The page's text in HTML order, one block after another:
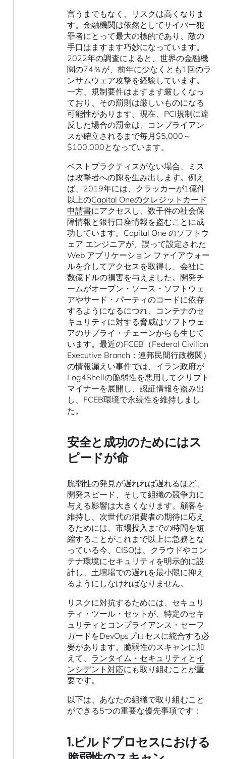
言うまでもなく、リスクは高くなりま
す。金融機関は依然としてサイバー犯
罪者にとって最大の標的であり、敵の
手口はますます巧妙になっています。
2022年の調査によると、世界の金融機
関の74％が、前年に少なくとも1回のラ
ンサムウェア攻撃を経験しています。
一方、規制要件はますます厳しくなっ
ており、その罰則は厳しいものになる
可能性があります。現在、PCI規制に違
反した場合の罰金は、コンプライアン
スが確立されるまで毎月$5,000～
$100,000となっています。
ベストプラクティスがない場合、ミス
は攻撃者への隙を生み出します。例え
ば、2019年には、クラッカーが1億件
以上のCapital Oneのクレジットカード
申請書にアクセスし、数千件の社会保
障情報と銀行口座情報を盗むことに成
功しています。Capital One のソフトウ
ェア エンジニアが、誤って設定された
Web アプリケーション ファイアウォー
ルを介してアクセスを取得し、会社に
数億ドルの損害を与えました。開発チ
ームがオープン・ソース・ソフトウェ
アやサード・パーティのコードに依存
するようになるにつれ、コンテナのセ
キュリティに対する脅威はソフトウェ
アのサプライ・チェーンからも生じて
います。最近のFCEB（Federal Civilian
Executive Branch：連邦民間行政機関）
の情報漏えい事件では、イラン政府が
Log4Shellの脆弱性を悪用してクリプト
マイナーを展開し、認証情報を盗み出
し、FCEB環境で永続性を維持しまし
た。
安全と成功のためにはス
ピードが命
脆弱性の発見が遅れれば遅れるほど、
開発スピード、そして組織の競争力に
与える影響は大きくなります。顧客を
維持し、次世代の消費者の期待に応え
るためには、市場投入までの時間を短
縮することがこれまで以上に急務とな
っている今、CISOは、クラウドやコン
テナ環境にセキュリティを明示的に設
計し、土壇場での遅れを最小限に抑え
るようにしなければなりません。
リスクに対抗するためには、セキュリ
ティ・ツール・セットが、特定のセキ
ュリティとコンプライアンス・セーフ
ガードをDevOpsプロセスに統合する必
要があります。脆弱性のスキャンに加
えて、 ランタイム・セキュリティ と イ
ンシデント対応にも取り組むことが重
要です。
以下は、あなたの組織で取り組むこと
ができる5つの重要な優先事項です：
1.ビルドプロセスにおける